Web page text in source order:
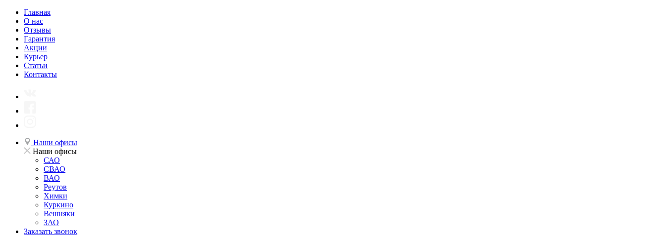
Главная
О нас
Отзывы
Гарантия
Акции
Курьер
Статьи
Контакты
Наши офисы
Наши офисы
САО
СВАО
ВАО
Реутов
Химки
Куркино
Вешняки
ЗАО
Заказать звонок